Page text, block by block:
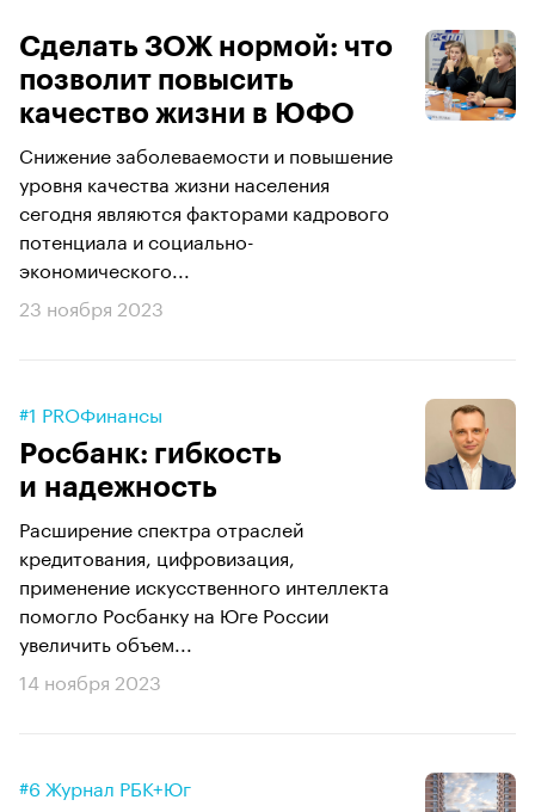
Сделать ЗОЖ нормой: что
позволит повысить
качество жизни в ЮФО
Снижение заболеваемости и повышение
уровня качества жизни населения
сегодня являются факторами кадрового
потенциала и социально-
экономического...
23 ноября 2023
#1 PROФинансы
Росбанк: гибкость
и надежность
Расширение спектра отраслей
кредитования, цифровизация,
применение искусственного интеллекта
помогло Росбанку на Юге России
увеличить объем...
14 ноября 2023
#6 Журнал РБК+Юг